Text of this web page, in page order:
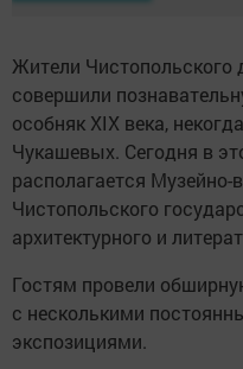
Жители
совершили
особняк XIX века,
Чукашевых. Сегодня в
располагается
Чистопольского
архитектурного и
Гостям провели
с несколькими
экспозициями.